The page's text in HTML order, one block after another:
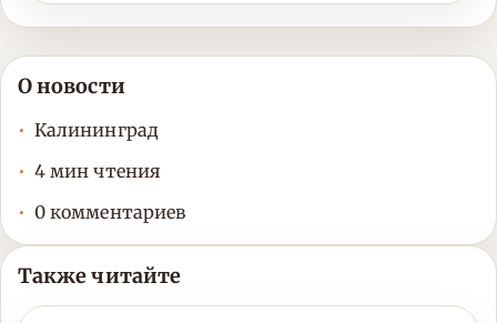
О новости
Калининград
4 мин чтения
0 комментариев
Также читайте